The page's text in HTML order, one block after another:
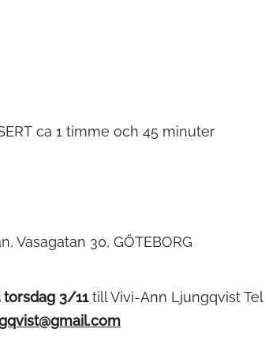
ca 1 timme och 45 minuter
Vasagatan 30, GÖTEBORG
3/11till Vivi-Ann Ljungqvist Tel